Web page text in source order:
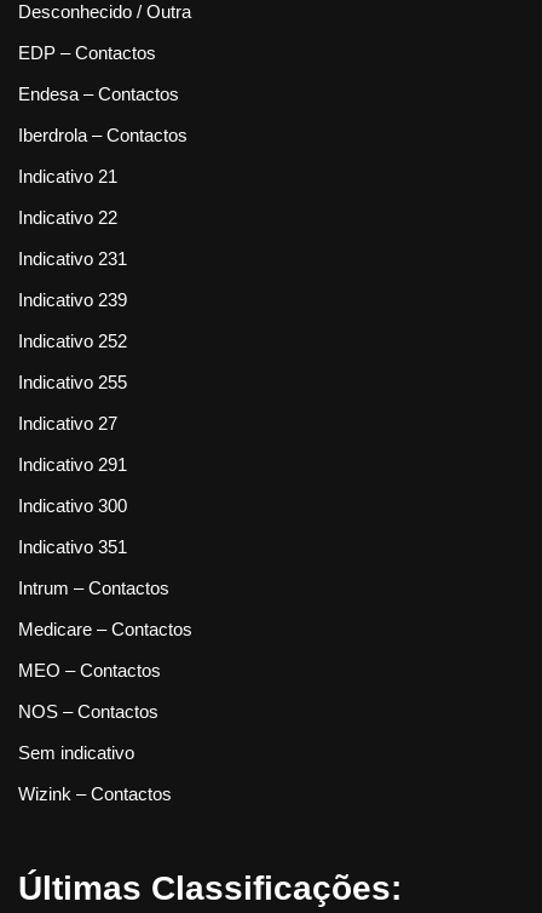
Desconhecido / Outra
EDP – Contactos
Endesa – Contactos
Iberdrola – Contactos
Indicativo 21
Indicativo 22
Indicativo 231
Indicativo 239
Indicativo 252
Indicativo 255
Indicativo 27
Indicativo 291
Indicativo 300
Indicativo 351
Intrum – Contactos
Medicare – Contactos
MEO – Contactos
NOS – Contactos
Sem indicativo
Wizink – Contactos
Últimas Classificações: